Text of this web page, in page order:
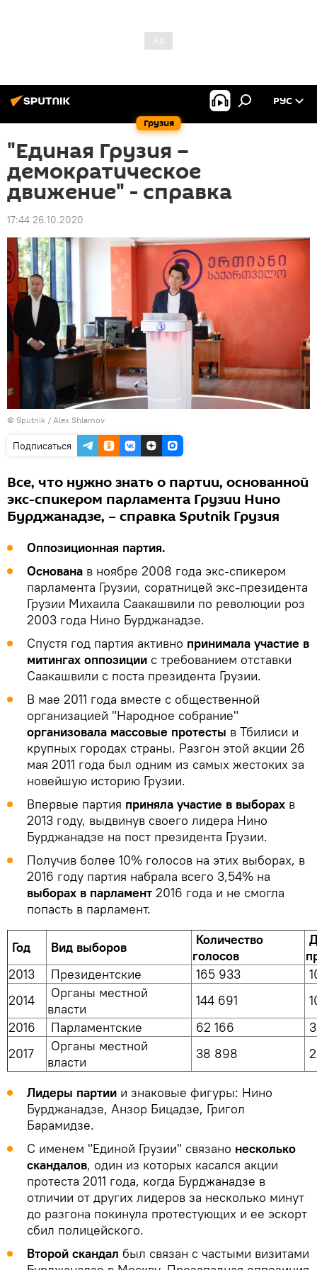
Грузия
РУС
"Единая Грузия –
демократическое
движение" - справка
17:44 26.10.2020
© Sputnik / Alex Shlamov
Подписаться
Все, что нужно знать о партии, основанной
экс-спикером парламента Грузии Нино
Бурджанадзе, – справка Sputnik Грузия
Оппозиционная партия.
Основана в ноябре 2008 года экс-спикером
парламента Грузии, соратницей экс-президента
Грузии Михаила Саакашвили по революции роз
2003 года Нино Бурджанадзе.
Спустя год партия активно принимала участие в
митингах оппозиции с требованием отставки
Саакашвили с поста президента Грузии.
В мае 2011 года вместе с общественной
организацией "Народное собрание"
организовала массовые протесты в Тбилиси и
крупных городах страны. Разгон этой акции 26
мая 2011 года был одним из самых жестоких за
новейшую историю Грузии.
Впервые партия приняла участие в выборах в
2013 году, выдвинув своего лидера Нино
Бурджанадзе на пост президента Грузии.
Получив более 10% голосов на этих выборах, в
2016 году партия набрала всего 3,54% на
выборах в парламент 2016 года и не смогла
попасть в парламент.
Год Вид выборов
Количество
голосов
2013
Президентские 165 933
2014
Органы местной
власти
144 691
2016
Парламентские 62 166
2017
Органы местной
власти
38 898
Лидеры партии и знаковые фигуры: Нино
Бурджанадзе, Анзор Бицадзе, Григол
Барамидзе.
С именем "Единой Грузии" связано несколько
скандалов, один из которых касался акции
протеста 2011 года, когда Бурджанадзе в
отличии от других лидеров за несколько минут
до разгона покинула протестующих и ее эскорт
сбил полицейского.
Второй скандал был связан с частыми визитами